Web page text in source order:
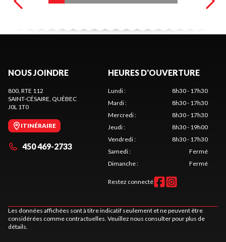
NOUS JOINDRE
800, RTE 112
SAINT-CÉSAIRE, QUÉBEC
J0L 1T0
ITINÉRAIRE
450 469-2733
HEURES D'OUVERTURE
Lundi:
8h30 - 17h30
Mardi:
8h30 - 17h30
Mercredi:
8h30 - 17h30
Jeudi:
8h30 - 19h00
Vendredi:
8h30 - 17h30
Samedi:
Fermé
Dimanche: Fermé
Restez connecté
Les données affichées sont à titre indicatif seulement et ne peuvent être
considérées comme contractuelles. Veuillez nous consulter pour plus de
détails.